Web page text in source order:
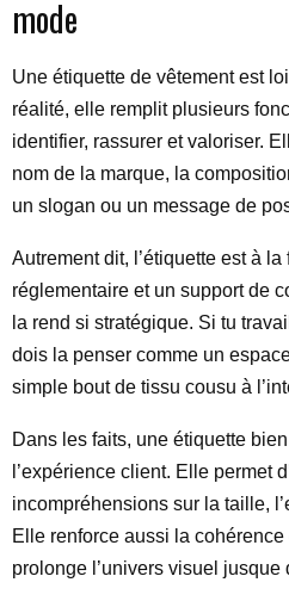
mode
Une étiquette de vêtement est
réalité, elle remplit plusieurs
identifier, rassurer et valoriser.
nom de la marque, la
un slogan ou un message de
Autrement dit, l’étiquette est à
réglementaire et un support de
la rend si stratégique. Si tu
dois la penser comme un
simple bout de tissu cousu à
Dans les faits, une étiquette
l’expérience client. Elle permet
incompréhensions sur la taille,
Elle renforce aussi la
prolonge l’univers visuel